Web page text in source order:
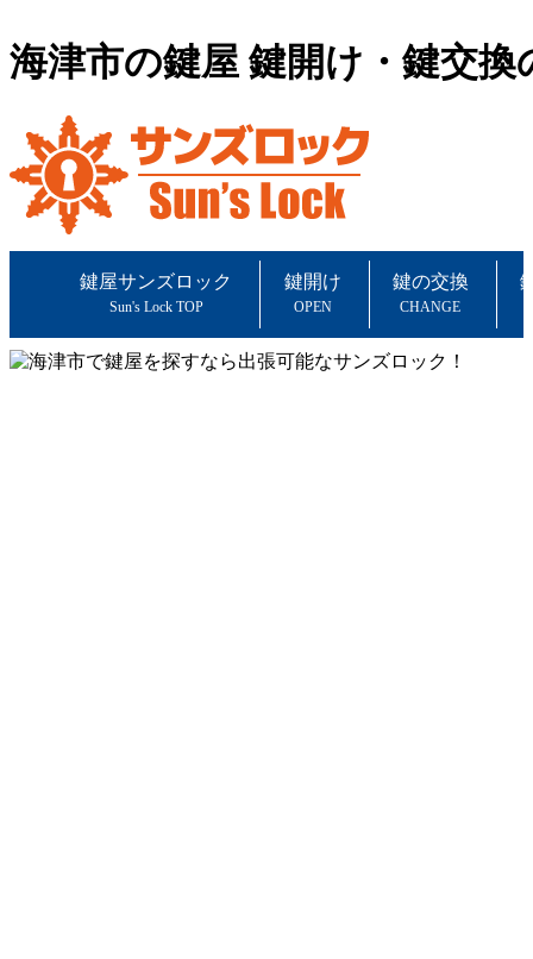
海津市の鍵屋 鍵開け・鍵交
鍵屋サンズロック
Sun's Lock TOP
鍵開け
OPEN
鍵の交換
CHANGE